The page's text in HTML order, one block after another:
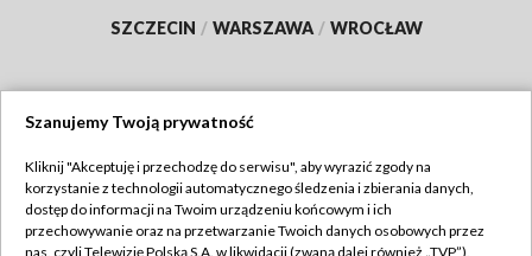
SZCZECIN / WARSZAWA / WROCŁAW
TVP
Abonament TVP
Regulamin TVP
Szanujemy Twoją prywatność
Kliknij "Akceptuję i przechodzę do serwisu", aby wyrazić zgody na
korzystanie z technologii automatycznego śledzenia i zbierania danych,
dostęp do informacji na Twoim urządzeniu końcowym i ich
przechowywanie oraz na przetwarzanie Twoich danych osobowych przez
nas, czyli Telewizję Polską S.A. w likwidacji (zwaną dalej również „TVP”),